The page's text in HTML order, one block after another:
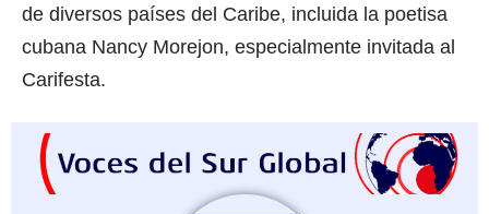
de diversos países del Caribe, incluida la poetisa
cubana Nancy Morejon, especialmente invitada al
Carifesta.